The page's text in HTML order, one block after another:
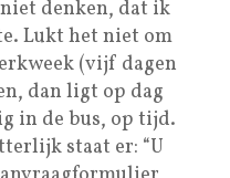
denken, dat ik
Lukt het niet om
(vijf dagen
dan ligt op dag
in de bus, op tijd.
staat er: “U